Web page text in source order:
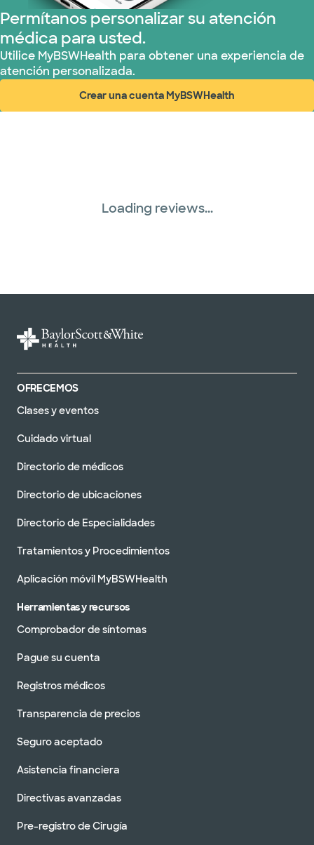
Permítanos personalizar su atención
médica para usted.
Utilice MyBSWHealth para obtener una experiencia de
atención personalizada.
Crear una cuenta MyBSWHealth
(abre en ventana nueva)
Loading reviews...
OFRECEMOS
Clases y eventos
Cuidado virtual
Directorio de médicos
Directorio de ubicaciones
Directorio de Especialidades
Tratamientos y Procedimientos
Aplicación móvil MyBSWHealth
Herramientas y recursos
Comprobador de síntomas
Pague su cuenta
Registros médicos
Transparencia de precios
Seguro aceptado
Asistencia financiera
Directivas avanzadas
Pre-registro de Cirugía